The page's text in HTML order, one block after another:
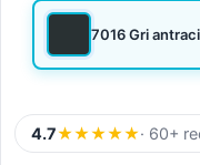
7016 Gri
4.7★★★★★· 60+